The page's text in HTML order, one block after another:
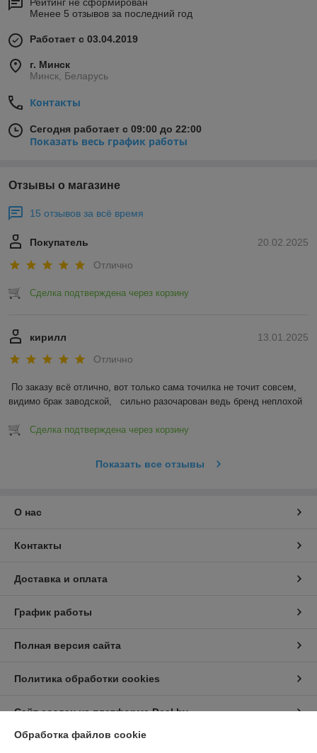
Рейтинг не сформирован
Менее 5 отзывов за последний год
Работает с 03.04.2019
г. Минск
Минск, Беларусь
Контакты
Сегодня работает с 09:00 до 22:00
Показать весь график работы
Отзывы о магазине
15 отзывов за всё время
20.02.2025
Покупатель
Отлично
Сделка подтверждена через корзину
13.01.2025
кирилл
Отлично
По заказу всё отлично, вот только сама точилка не точит совсем,
видимо брак заводской,   сильно разочарован ведь бренд неплохой
Сделка подтверждена через корзину
Показать все отзывы
О нас
Контакты
Доставка и оплата
График работы
Полная версия сайта
Политика обработки cookies
Сайт создан на платформе Deal.by
Обработка файлов cookie